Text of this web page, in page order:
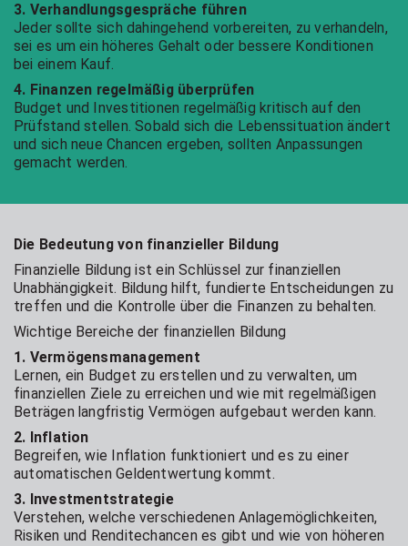
3. Verhandlungsgespräche führen
Jeder sollte sich dahingehend vorbereiten, zu verhandeln,
sei es um ein höheres Gehalt oder bessere Konditionen
bei einem Kauf.
4. Finanzen regelmäßig überprüfen
Budget und Investitionen regelmäßig kritisch auf den
Prüfstand stellen. Sobald sich die Lebenssituation ändert
und sich neue Chancen ergeben, sollten Anpassungen
gemacht werden.
Die Bedeutung von finanzieller Bildung
Finanzielle Bildung ist ein Schlüssel zur finanziellen
Unabhängigkeit. Bildung hilft, fundierte Entscheidungen zu
treffen und die Kontrolle über die Finanzen zu behalten.
Wichtige Bereiche der finanziellen Bildung
1. Vermögensmanagement
Lernen, ein Budget zu erstellen und zu verwalten, um
finanziellen Ziele zu erreichen und wie mit regelmäßigen
Beträgen langfristig Vermögen aufgebaut werden kann.
2. Inflation
Begreifen, wie Inflation funktioniert und es zu einer
automatischen Geldentwertung kommt.
3. Investmentstrategie
Verstehen, welche verschiedenen Anlagemöglichkeiten,
Risiken und Renditechancen es gibt und wie von höheren